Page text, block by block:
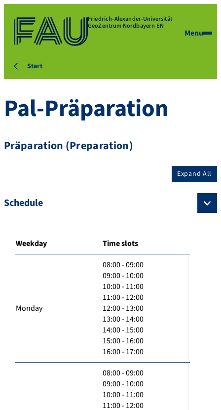
Friedrich-Alexander-Universität
GeoZentrum Nordbayern EN
Menu
Start
Pal-Präparation
Präparation (Preparation)
Expand All
Schedule
Weekday Time slots
Monday
08:00 - 09:00
09:00 - 10:00
10:00 - 11:00
11:00 - 12:00
12:00 - 13:00
13:00 - 14:00
14:00 - 15:00
15:00 - 16:00
16:00 - 17:00
08:00 - 09:00
09:00 - 10:00
10:00 - 11:00
11:00 - 12:00